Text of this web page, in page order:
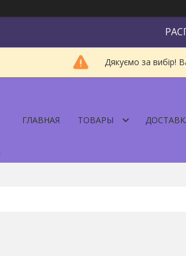
Дякуємо за вибір!
ГЛАВНАЯ ТОВАРЫ